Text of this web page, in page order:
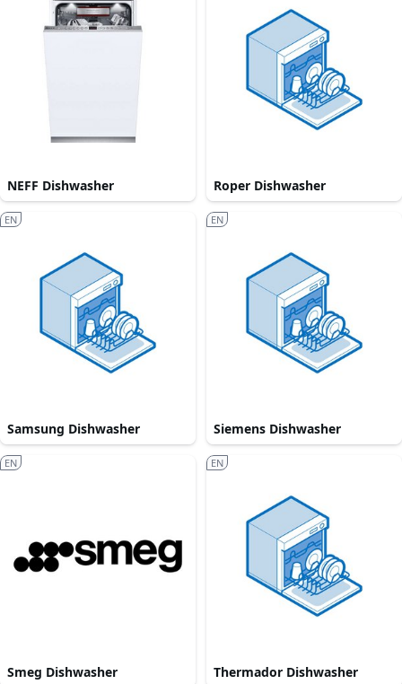
NEFF Dishwasher Roper Dishwasher
Samsung Dishwasher
EN
Siemens Dishwasher
EN
Smeg Dishwasher
EN
Thermador Dishwasher
EN